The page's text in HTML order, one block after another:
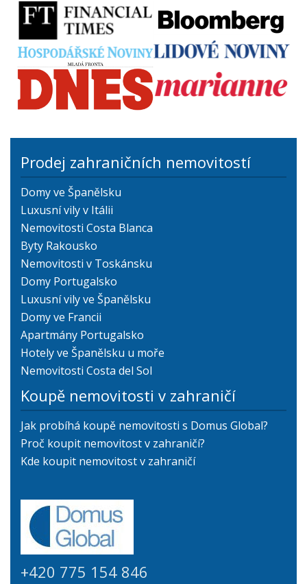
Prodej zahraničních nemovitostí
Domy ve Španělsku
Luxusní vily v Itálii
Nemovitosti Costa Blanca
Byty Rakousko
Nemovitosti v Toskánsku
Domy Portugalsko
Luxusní vily ve Španělsku
Domy ve Francii
Apartmány Portugalsko
Hotely ve Španělsku u moře
Nemovitosti Costa del Sol
Koupě nemovitosti v zahraničí
Jak probíhá koupě nemovitosti s Domus Global?
Proč koupit nemovitost v zahraničí?
Kde koupit nemovitost v zahraničí
+420 775 154 846